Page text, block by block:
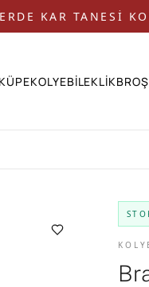
KAR TANESİ
KÜPEKOLYEBİLEKLİKBROŞ